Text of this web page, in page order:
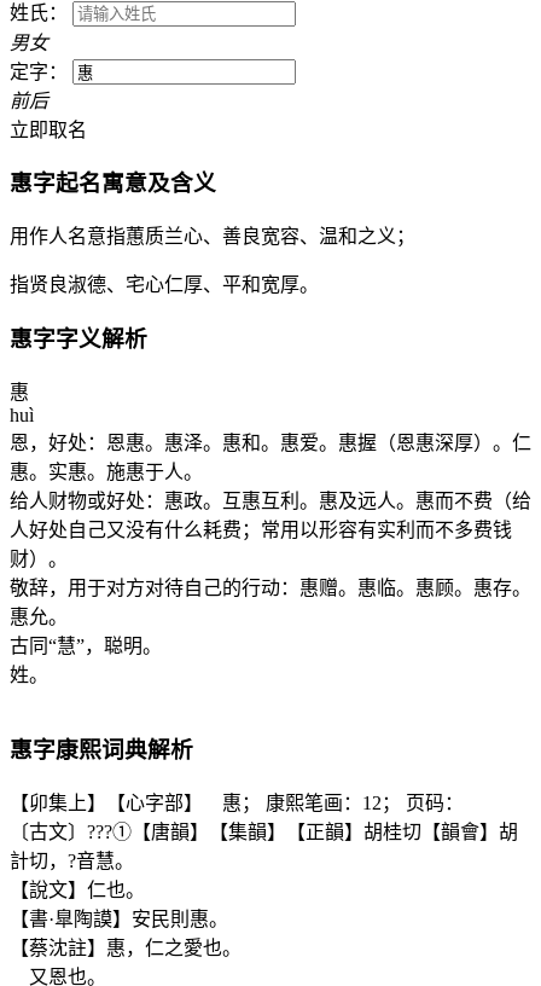
姓氏：
男女
定字：
前后
立即取名
惠字起名寓意及含义
用作人名意指蕙质兰心、善良宽容、温和之义；
指贤良淑德、宅心仁厚、平和宽厚。
惠字字义解析
惠
huì
恩，好处：恩惠。惠泽。惠和。惠爱。惠握（恩惠深厚）。仁
惠。实惠。施惠于人。
给人财物或好处：惠政。互惠互利。惠及远人。惠而不费（给
人好处自己又没有什么耗费；常用以形容有实利而不多费钱
财）。
敬辞，用于对方对待自己的行动：惠赠。惠临。惠顾。惠存。
惠允。
古同“慧”，聪明。
姓。
惠字康熙词典解析
【卯集上】【心字部】 惠； 康熙笔画：12； 页码：
〔古文〕???①【唐韻】【集韻】【正韻】胡桂切【韻會】胡
計切，?音慧。
【說文】仁也。
【書·臯陶謨】安民則惠。
【蔡沈註】惠，仁之愛也。
又恩也。